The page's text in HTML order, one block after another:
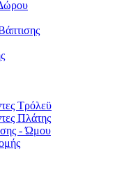
Τρόλεϋ
Πλάτης
- Ώμου